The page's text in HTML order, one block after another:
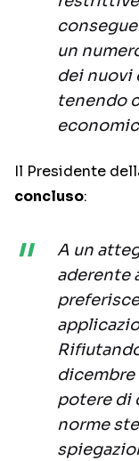
un
dei nuovi
tenendo
Il Presidente
concluso:
A un
aderente
dicembre
potere di
norme